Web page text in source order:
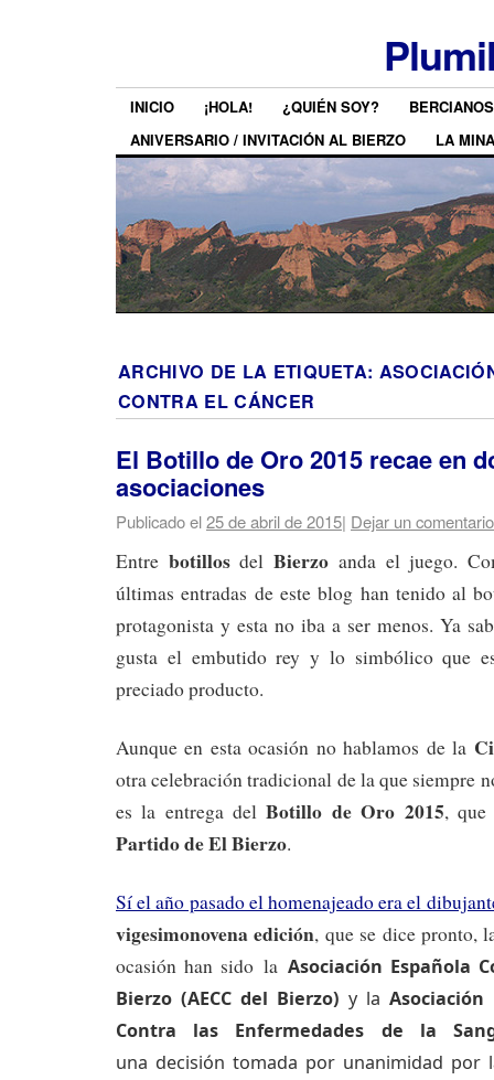
INICIO ¡HOLA! ¿QUIÉN SOY?
ANIVERSARIO / INVITACIÓN AL BIERZO
LA MINA
ARCHIVO DE LA ETIQUETA:
CONTRA EL CÁNCER
El Botillo de Oro 2015 recae en
asociaciones
Publicado el25 de abril de 2015| Dejar un comentario
Entre botillosdelBierzo anda el juego.
últimas entradas de este blog han tenido al
protagonista y esta no iba a ser menos. Ya
gusta el embutido rey y lo simbólico que
preciado producto.
Aunque en esta ocasión no hablamos de la
otra celebración tradicional de la que siempre
es la entrega delBotillo de Oro 2015, que
Partido de El Bierzo.
Sí el año pasado el homenajeado era el
vigesimonovena edición, que se dice pronto,
ocasión han sido la Asociación Española
Bierzo (AECC del Bierzo) y la
Contra las Enfermedades de la
una decisión tomada por unanimidad por